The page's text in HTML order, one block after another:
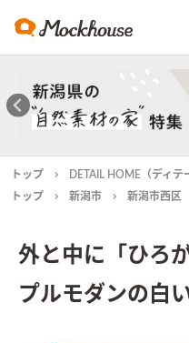
トップ DETAIL HOME（ディテ
トップ
新潟市 新潟市西区
外と中に「ひろ
プルモダンの白